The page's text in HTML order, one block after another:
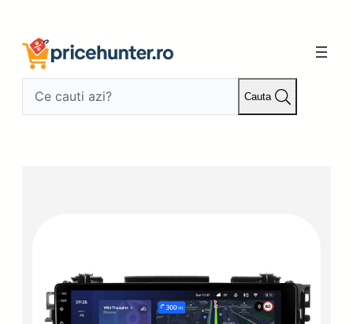
conținut
Cauta